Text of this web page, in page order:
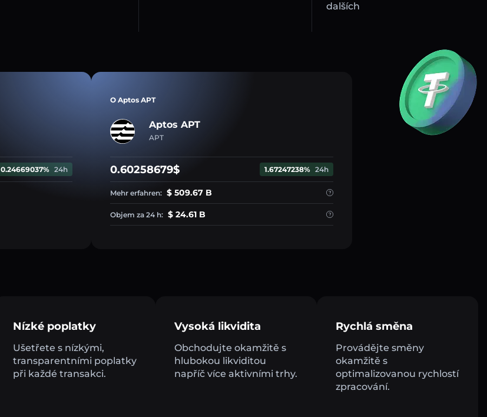
dalších
0.24669037% 24h
O Aptos APT
Aptos APT
APT
0.60258679$ 1.67247238% 24h
Mehr erfahren: $ 509.67 B
Objem za 24 h: $ 24.61 B
Nízké poplatky
Ušetřete s nízkými,
transparentními poplatky
při každé transakci.
Vysoká likvidita
Obchodujte okamžitě s
hlubokou likviditou
napříč více aktivními trhy.
Rychlá směna
Provádějte směny
okamžitě s
optimalizovanou rychlostí
zpracování.